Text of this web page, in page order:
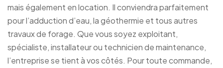
mais également en location. Il conviendra parfaitement
pour l’adduction d’eau, la géothermie et tous autres
travaux de forage. Que vous soyez exploitant,
spécialiste, installateur ou technicien de maintenance,
l’entreprise se tient à vos côtés. Pour toute commande,